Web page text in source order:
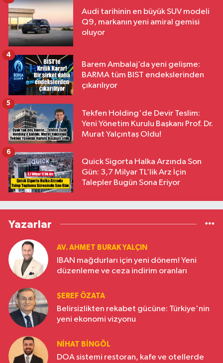
Audi tarihinin en büyük SUV modeli
Q9, markanın yeni amiral gemisi
oluyor
Barem Ambalaj’da yeni gelişme:
BARMA tüm BIST endekslerinden
çıkarılıyor
4
Tekfen Holding'de Devir Teslim:
Yeni Yönetim Kurulu Başkanı Prof. Dr.
Murat Yalçıntaş Oldu!
5
Quick Sigorta Halka Arzında Son
Gün: 3,7 Milyar TL’lik Arz İçin
Talepler Bugün Sona Eriyor
6
Yazarlar
AV. AHMET BURAK YALÇIN
IBAN mağdurları için yeni dönem! Yeni
düzenleme ve ceza indirim oranları
ŞEREF ÖZATA
Belirsizlikten rekabet gücüne: Türkiye'nin
yeni ekonomi vizyonu
NIHAT BINGÖL
DOA sistemi restoran, kafe ve otellerde